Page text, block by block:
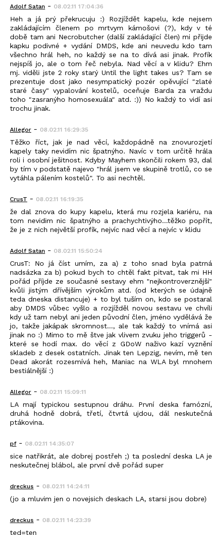
Adolf Satan - 08.02.11 17:04:36
Heh a já prý překrucuju :) Rozjíždět kapelu, kde nejsem
zakládajícím členem po mrtvym kámošovi (?), kdy v té
době tam ani Necrobutcher (další zakládající člen) mi přijde
kapku podivné + vydání DMDS, kde ani neuvedu kdo tam
všechno hrál heh, no každý se na to dívá asi jinak. Profík
nejspíš jo, ale o tom řeč nebyla. Nad věcí a v klidu? Ehm
mj. viděli jste 2 roky starý Until the light takes us? Tam se
prezentuje dost jako nesympatický pozér opěvující "zlaté
staré časy" vypalování kostelů, oceňuje Barda za vraždu
toho "zasranýho homosexuála" atd. :)) No každý to vidí asi
trochu jinak.
Allegor - 08.02.11 16:29:35
Těžko říct, jak je nad věcí, každopádně na znovurozjetí
kapely taky nevidím nic špatnýho. Navíc v tom určitě hrála
roli i osobní ješitnost. Kdyby Mayhem skončili rokem 93, dal
by tím v podstatě najevo "hrál jsem ve skupině trotlů, co se
vytáhla pálením kostelů". To asi nechtěl.
CrusT - 08.02.11 16:19:35
že dal znova do kupy kapelu, která mu rozjela kariéru, na
tom nevidim nic špatnýho a prachychtivýho...těžko popřít,
že je z nich největší profík, nejvíc nad věcí a nejvíc v klidu
Adolf Satan - 08.02.11 15:50:24
CrusT: No já číst umím, za a) z toho snad byla patrná
nadsázka za b) pokud bych to chtěl fakt pitvat, tak mi HH
pořád příjde ze současné sestavy ehm "nejkontroverznější"
kvůli jistým dřívějším výrokům atd. (od kterých se údajně
teda dneska distancuje) + to byl tuším on, kdo se postaral
aby DMDS vůbec vyšlo a rozjížděl novou sestavu ve chvíli
kdy už tam nebyl ani jeden původní člen, jméno vydělává že
jo, takže jakápak skromnost..., ale tak každý to vnímá asi
jinak no :) Mimo to mě štve jak vlivem zvuku jeho triggerů -
které se hodí max. do věcí z GDoW naživo kazí vyznění
skladeb z desek ostatních. Jinak ten Lepzig, nevím, mě ten
Dead akorát rozesmívá heh, Maniac na WLA byl mnohem
bestiálnější :)
Allegor - 08.02.11 15:09:11
LA mají typickou sestupnou dráhu. První deska famózní,
druhá hodně dobrá, třetí, čtvrtá ujdou, dál neskutečná
ptákovina.
pf - 08.02.11 14:35:07
sice natřikrát, ale dobrej postřeh ;) ta poslední deska LA je
neskutečnej blábol, ale první dvě pořád super
dreckus - 08.02.11 14:24:11
(jo a mluvim jen o novejsich deskach LA, starsi jsou dobre)
dreckus - 08.02.11 14:23:39
ted=ten